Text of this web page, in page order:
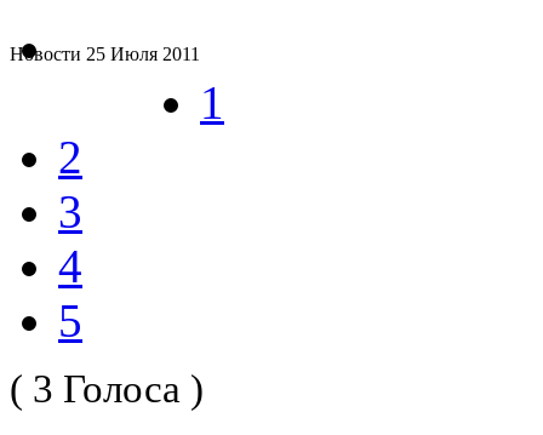
Новости 25 Июля 2011
1
2
3
4
5
( 3 Голоса )